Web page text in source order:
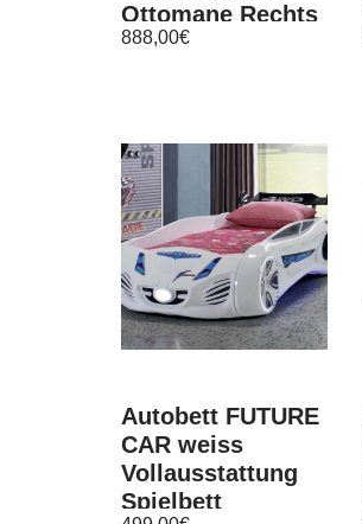
Ottomane Rechts
Rot
888,00€
Autobett FUTURE
CAR weiss
Vollausstattung
Spielbett